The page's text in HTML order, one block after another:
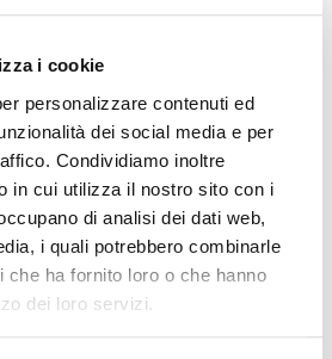
i cookie
personalizzare contenuti ed
dei social media e per
Condividiamo inoltre
in cui utilizza il nostro sito con i
di analisi dei dati web,
i quali potrebbero combinarle
che ha fornito loro o che hanno
dei loro servizi.